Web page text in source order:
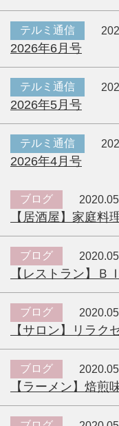
テルミ通信
2026年6月号
テルミ通信
2026年5月号
テルミ通信
2026年4月号
ブログ
【居酒屋】家庭料
ブログ
【レストラン】Ｂ
ブログ
【サロン】リラク
ブログ
【ラーメン】焙